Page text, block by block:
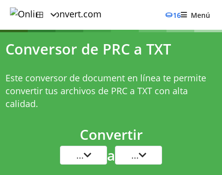
16 Menú
Conversor de PRC a TXT
Este conversor de document en línea te permite
convertir tus archivos de PRC a TXT con alta
calidad.
Convertir
... a ...